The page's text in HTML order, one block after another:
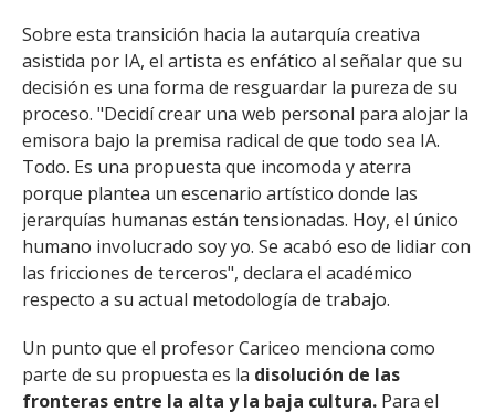
Sobre esta transición hacia la autarquía creativa
asistida por IA, el artista es enfático al señalar que su
decisión es una forma de resguardar la pureza de su
proceso. "Decidí crear una web personal para alojar la
emisora bajo la premisa radical de que todo sea IA.
Todo. Es una propuesta que incomoda y aterra
porque plantea un escenario artístico donde las
jerarquías humanas están tensionadas. Hoy, el único
humano involucrado soy yo. Se acabó eso de lidiar con
las fricciones de terceros", declara el académico
respecto a su actual metodología de trabajo.
Un punto que el profesor Cariceo menciona como
parte de su propuesta es la disolución de las
fronteras entre la alta y la baja cultura. Para el